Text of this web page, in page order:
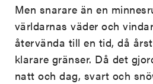
Men snarare än en
världarnas väder och
återvända till en tid, då
klarare gränser. Då det
natt och dag, svart och